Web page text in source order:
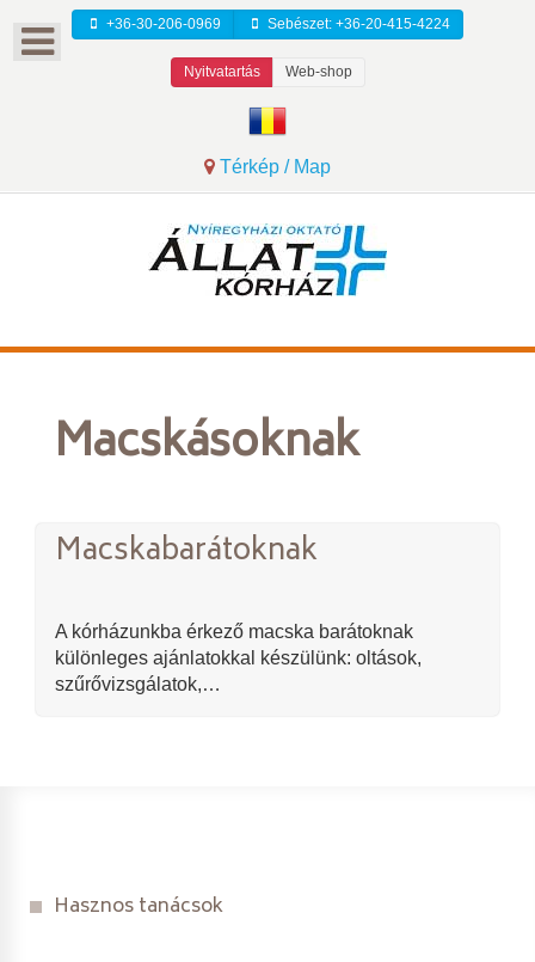
+36-30-206-0969 Sebészet: +36-20-415-4224
Nyitvatartás Web-shop
Térkép / Map
Macskásoknak
Macskabarátoknak
A kórházunkba érkező macska barátoknak
különleges ajánlatokkal készülünk: oltások,
szűrővizsgálatok,…
Hasznos tanácsok